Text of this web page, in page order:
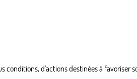
conditions, d'actions destinées à favoriser